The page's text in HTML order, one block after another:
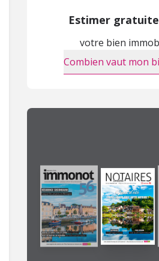
48 750 €
Maubeuge (59)
Estimer
votre bien
Combien vaut mon